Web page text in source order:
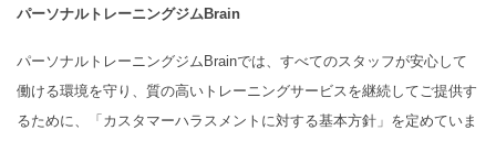
パーソナルトレーニングジムBrain
パーソナルトレーニングジムBrainでは、すべてのスタッフが安心して
働ける環境を守り、質の高いトレーニングサービスを継続してご提供す
るために、「カスタマーハラスメントに対する基本方針」を定めていま